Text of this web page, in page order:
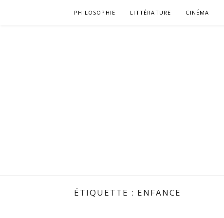
PHILOSOPHIE LITTÉRATURE CINÉMA
ÉTIQUETTE : ENFANCE